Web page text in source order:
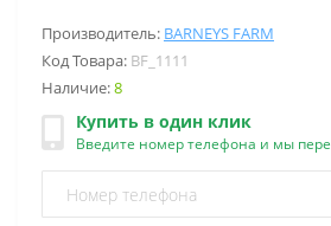
Производитель: BARNEYS FARM
Код Товара: BF_1111
Наличие:8
Купить в один клик
Введите номер телефона и мы